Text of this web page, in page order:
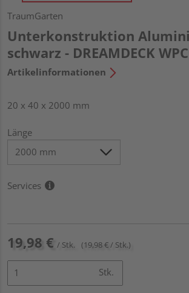
TraumGarten
Unterkonstruktion
schwarz - DREAMDECK WPC
Artikelinformationen
20 x 40 x 2000 mm
Länge
Services
19,98 € / Stk. (19,98 € / Stk.)
Stk.